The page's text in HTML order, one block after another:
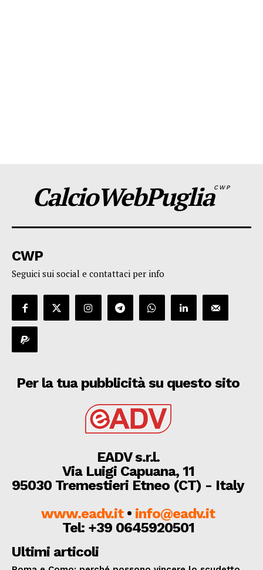
CalcioWebPugliaCWP
CWP
Seguici sui social e contattaci per info
Per la tua pubblicità su questo sito
EADV s.r.l.
Via Luigi Capuana, 11
95030 Tremestieri Etneo (CT) - Italy
www.eadv.it• info@eadv.it
Tel: +39 0645920501
Ultimi articoli